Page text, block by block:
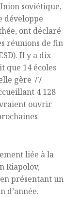
soviétique,
développe
ont déclaré
réunions de fin
Il y a dix
que 14 écoles
gère 77
4 128
ouvrir
liée à la
Riapolov,
présentant un
d’année.